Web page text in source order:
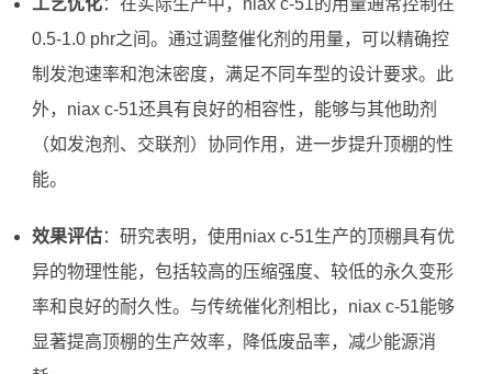
工艺优化：在实际生产中，niax c-51的用量通常控制在
0.5-1.0 phr之间。通过调整催化剂的用量，可以精确控
制发泡速率和泡沫密度，满足不同车型的设计要求。此
外，niax c-51还具有良好的相容性，能够与其他助剂
（如发泡剂、交联剂）协同作用，进一步提升顶棚的性
能。
效果评估：研究表明，使用niax c-51生产的顶棚具有优
异的物理性能，包括较高的压缩强度、较低的永久变形
率和良好的耐久性。与传统催化剂相比，niax c-51能够
显著提高顶棚的生产效率，降低废品率，减少能源消